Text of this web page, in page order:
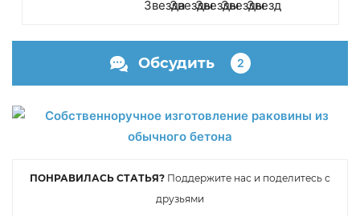
Обсудить 2
ПОНРАВИЛАСЬ СТАТЬЯ? Поддержите нас и поделитесь с
друзьями